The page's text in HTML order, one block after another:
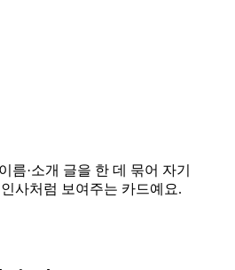
름·소개 글을 한 데 묶어 자기
사처럼 보여주는 카드예요.